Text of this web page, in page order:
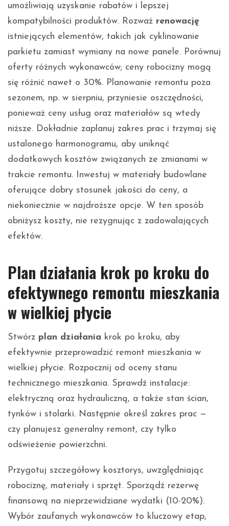
umożliwiają uzyskanie rabatów i lepszej
kompatybilności produktów. Rozważ renowację
istniejących elementów, takich jak cyklinowanie
parkietu zamiast wymiany na nowe panele. Porównuj
oferty różnych wykonawców; ceny robocizny mogą
się różnić nawet o 30%. Planowanie remontu poza
sezonem, np. w sierpniu, przyniesie oszczędności,
ponieważ ceny usług oraz materiałów są wtedy
niższe. Dokładnie zaplanuj zakres prac i trzymaj się
ustalonego harmonogramu, aby uniknąć
dodatkowych kosztów związanych ze zmianami w
trakcie remontu. Inwestuj w materiały budowlane
oferujące dobry stosunek jakości do ceny, a
niekoniecznie w najdroższe opcje. W ten sposób
obniżysz koszty, nie rezygnując z zadowalających
efektów.
Plan działania krok po kroku do
efektywnego remontu mieszkania
w wielkiej płycie
Stwórz plan działania krok po kroku, aby
efektywnie przeprowadzić remont mieszkania w
wielkiej płycie. Rozpocznij od oceny stanu
technicznego mieszkania. Sprawdź instalacje:
elektryczną oraz hydrauliczną, a także stan ścian,
tynków i stolarki. Następnie określ zakres prac —
czy planujesz generalny remont, czy tylko
odświeżenie powierzchni.
Przygotuj szczegółowy kosztorys, uwzględniając
robociznę, materiały i sprzęt. Sporządź rezerwę
finansową na nieprzewidziane wydatki (10-20%).
Wybór zaufanych wykonawców to kluczowy etap,